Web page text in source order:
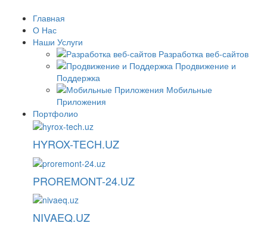
Главная
О Нас
Наши Услуги
Разработка веб-сайтов
Продвижение и
Поддержка
Мобильные
Приложения
Портфолио
HYROX-TECH.UZ
PROREMONT-24.UZ
NIVAEQ.UZ